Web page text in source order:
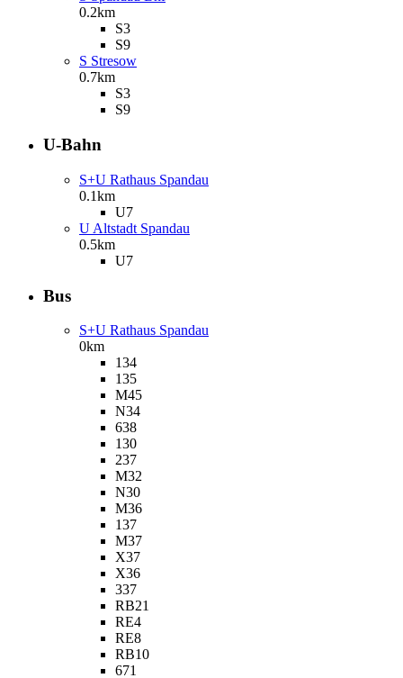
0.2km
S3
S9
S Stresow
0.7km
S3
S9
U-Bahn
S+U Rathaus Spandau
0.1km
U7
U Altstadt Spandau
0.5km
U7
Bus
S+U Rathaus Spandau
0km
134
135
M45
N34
638
130
237
M32
N30
M36
137
M37
X37
X36
337
RB21
RE4
RE8
RB10
671